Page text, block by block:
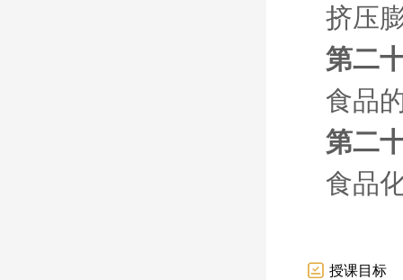
挤压
第二
食品
第二
食品
授课目标